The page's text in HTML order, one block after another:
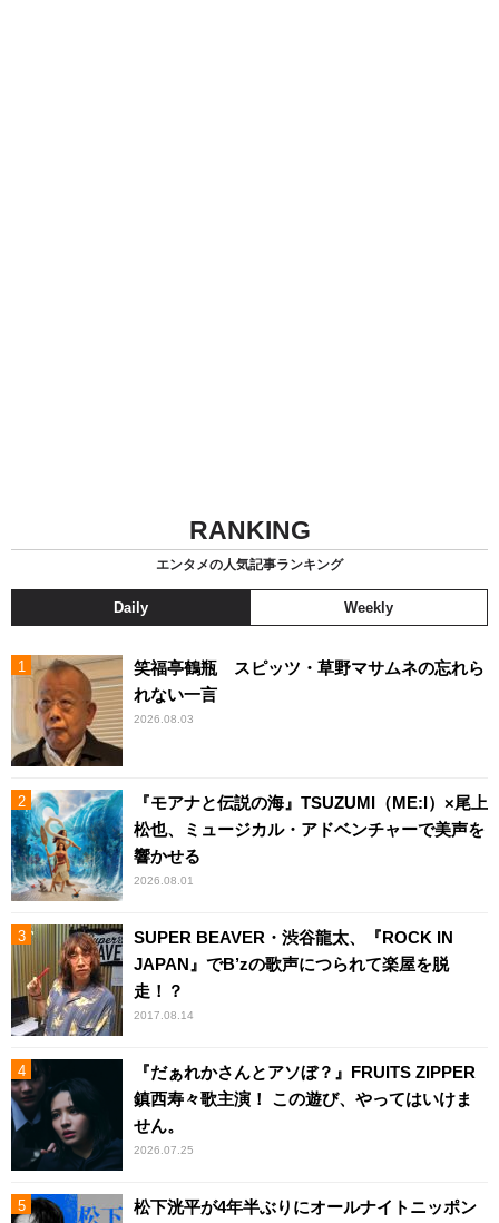
RANKING
エンタメの人気記事ランキング
Daily Weekly
笑福亭鶴瓶 スピッツ・草野マサムネの忘れら
れない一言
2026.08.03
『モアナと伝説の海』TSUZUMI（ME:I）×尾上
松也、ミュージカル・アドベンチャーで美声を
響かせる
2026.08.01
SUPER BEAVER・渋谷龍太、『ROCK IN
JAPAN』でB’zの歌声につられて楽屋を脱
走！？
2017.08.14
『だぁれかさんとアソぼ？』FRUITS ZIPPER
鎮西寿々歌主演！ この遊び、やってはいけま
せん。
2026.07.25
松下洸平が4年半ぶりにオールナイトニッポン